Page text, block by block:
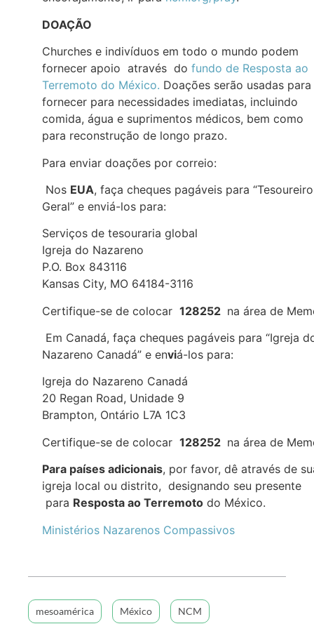
DOAÇÃO
Churches e indivíduos em todo o mundo podem
fornecer apoio através do fundo de Resposta ao
Terremoto do México. Doações serão usadas para
fornecer para necessidades imediatas, incluindo
comida, água e suprimentos médicos, bem como
para reconstrução de longo prazo.
Para enviar doações por correio:
Nos EUA, faça cheques pagáveis para “Tesoureiro
Geral” e enviá-los para:
Serviços de tesouraria global
Igreja do Nazareno
P.O. Box 843116
Kansas City, MO 64184-3116
Certifique-se de colocar 128252 na área de
Em Canadá, faça cheques pagáveis para “Igreja
Nazareno Canadá” e enviá-los para:
Igreja do Nazareno Canadá
20 Regan Road, Unidade 9
Brampton, Ontário L7A 1C3
Certifique-se de colocar 128252 na área de
Para países adicionais, por favor, dê através de
igreja local ou distrito, designando seu presente
para Resposta ao Terremoto do México.
Ministérios Nazarenos Compassivos
mesoamérica México NCM